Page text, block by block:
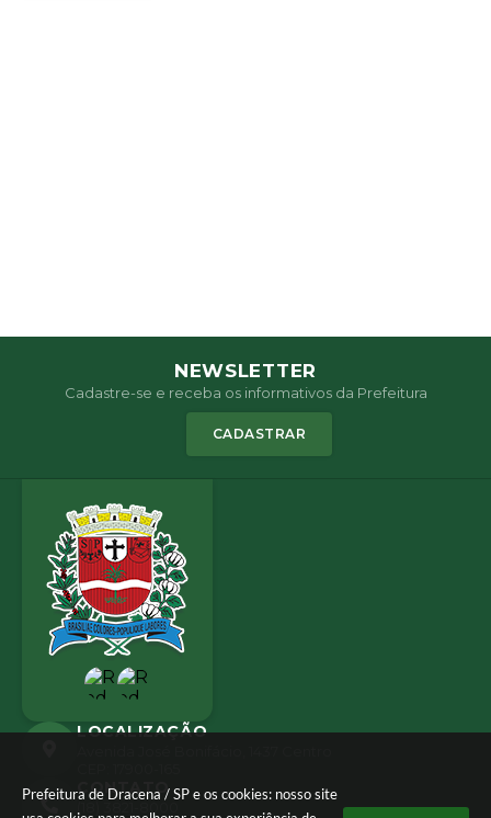
Prefeitura de Dracena / SP e os cookies: nosso site
NEWSLETTER
Cadastre-se e receba os informativos da Prefeitura
CADASTRAR
LOCALIZAÇÃO
CONTATO